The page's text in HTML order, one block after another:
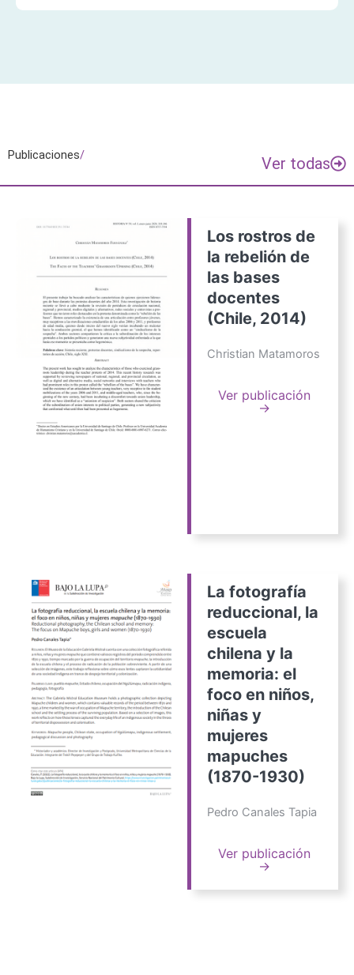
Publicaciones/ Ver todas
Los rostros de
la rebelión de
las bases
docentes
(Chile, 2014)
Christian Matamoros
Ver publicación
→
La fotografía
reduccional, la
escuela
chilena y la
memoria: el
foco en niños,
niñas y
mujeres
mapuches
(1870-1930)
Pedro Canales Tapia
Ver publicación
→